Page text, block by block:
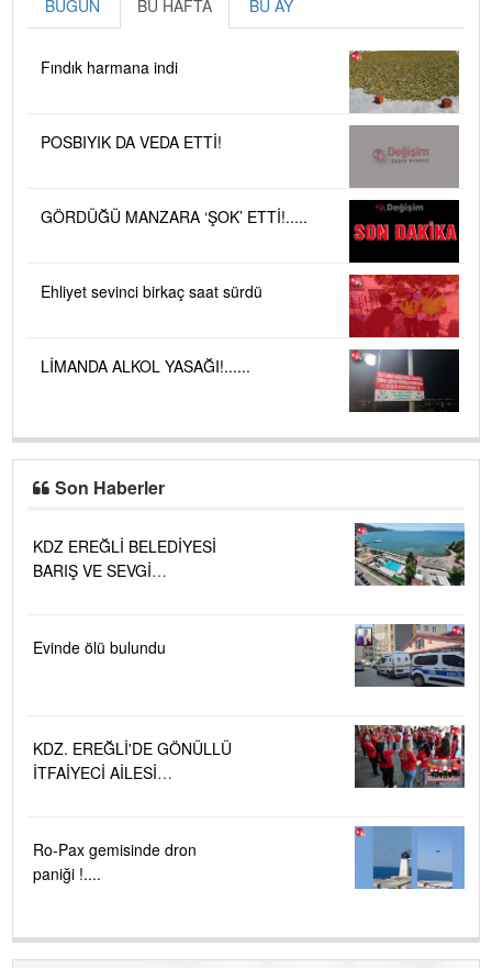
BUGÜN BU HAFTA BU AY
Fındık harmana indi
POSBIYIK DA VEDA ETTİ!
GÖRDÜĞÜ MANZARA ‘ŞOK’ ETTİ!.....
Ehliyet sevinci birkaç saat sürdü
LİMANDA ALKOL YASAĞI!......
Son Haberler
KDZ EREĞLİ BELEDİYESİ
BARIŞ VE SEVGİ
Evinde ölü bulundu
KDZ. EREĞLİ'DE GÖNÜLLÜ
İTFAİYECİ AİLESİ
Ro-Pax gemisinde dron
paniği !....